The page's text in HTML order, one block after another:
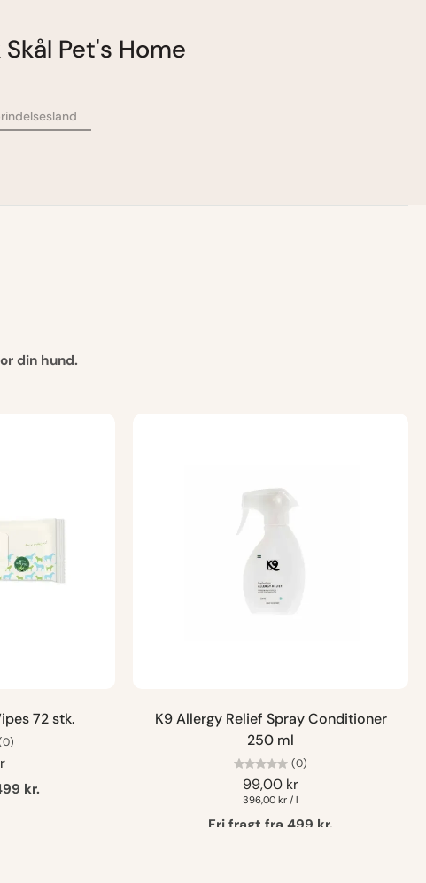
Pet's Home
din hund.
72 stk.
kr.
K9 Allergy Relief Spray Conditioner
250 ml
(0)
99,00 kr
396,00 kr / l
Fri fragt fra 499 kr.